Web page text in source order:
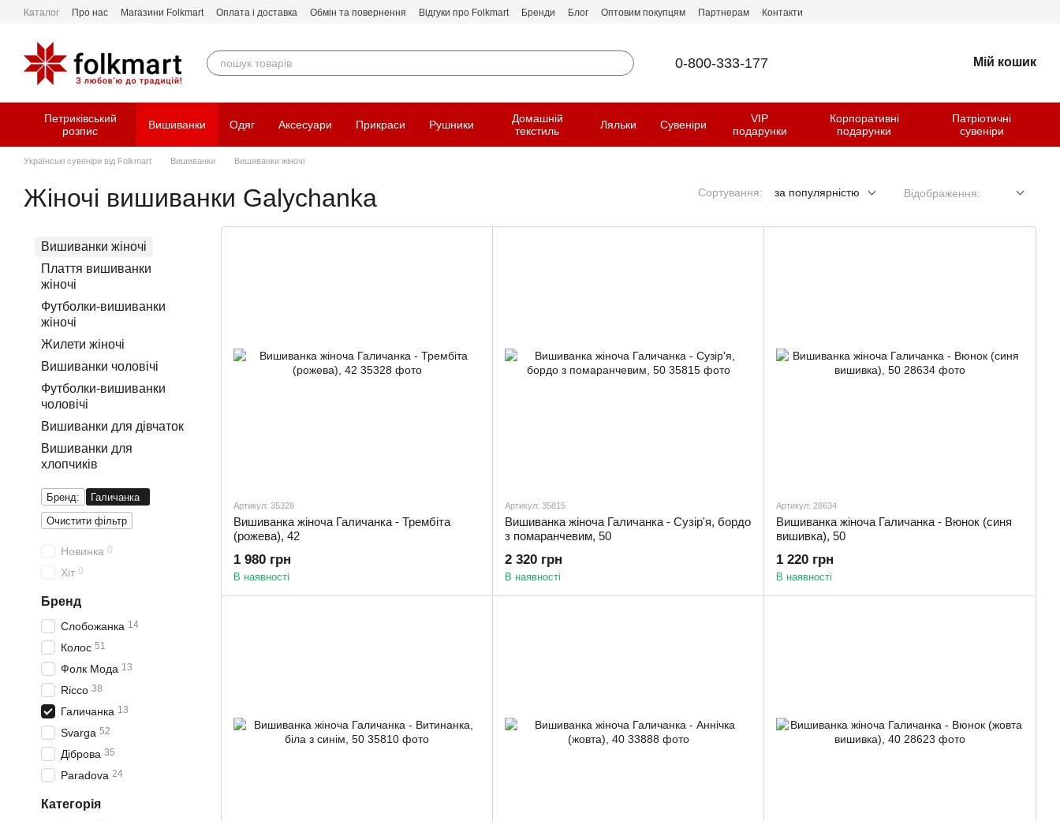
Перейти до основного контенту
Каталог Про нас Магазини Folkmart Оплата і доставка Обмін та повернення Відгуки про Folkmart Бренди Блог Оптовим покупцям Партнерам Контакти
0-800-333-177 Мій кошик
Петриківський
розпис
Вишиванки Одяг Аксесуари Прикраси Рушники
Домашній
текстиль
Ляльки Сувеніри
VIP
подарунки
Корпоративні
подарунки
Патріотичні
сувеніри
Українські сувеніри від Folkmart Вишиванки Вишиванки жіночі
Жіночі вишиванки Galychanka Сортування: за популярністю Відображення:
Артикул: 35328
Вишиванка жіноча Галичанка - Трембіта
(рожева), 42
1 980 грн
В наявності
Артикул: 35815
Вишиванка жіноча Галичанка - Сузір'я, бордо
з помаранчевим, 50
2 320 грн
В наявності
Артикул: 28634
Вишиванка жіноча Галичанка - Вюнок (синя
вишивка), 50
1 220 грн
В наявності
Вишиванки жіночі
Плаття вишиванки
жіночі
Футболки-вишиванки
жіночі
Жилети жіночі
Вишиванки чоловічі
Футболки-вишиванки
чоловічі
Вишиванки для дівчаток
Вишиванки для
хлопчиків
Бренд:
Галичанка
Очистити фільтр
Новинка 0
Хіт 0
Бренд
Слобожанка 14
Колос 51
Фолк Мода 13
Ricco 38
Галичанка 13
Svarga 52
Діброва 35
Paradova 24
Категорія